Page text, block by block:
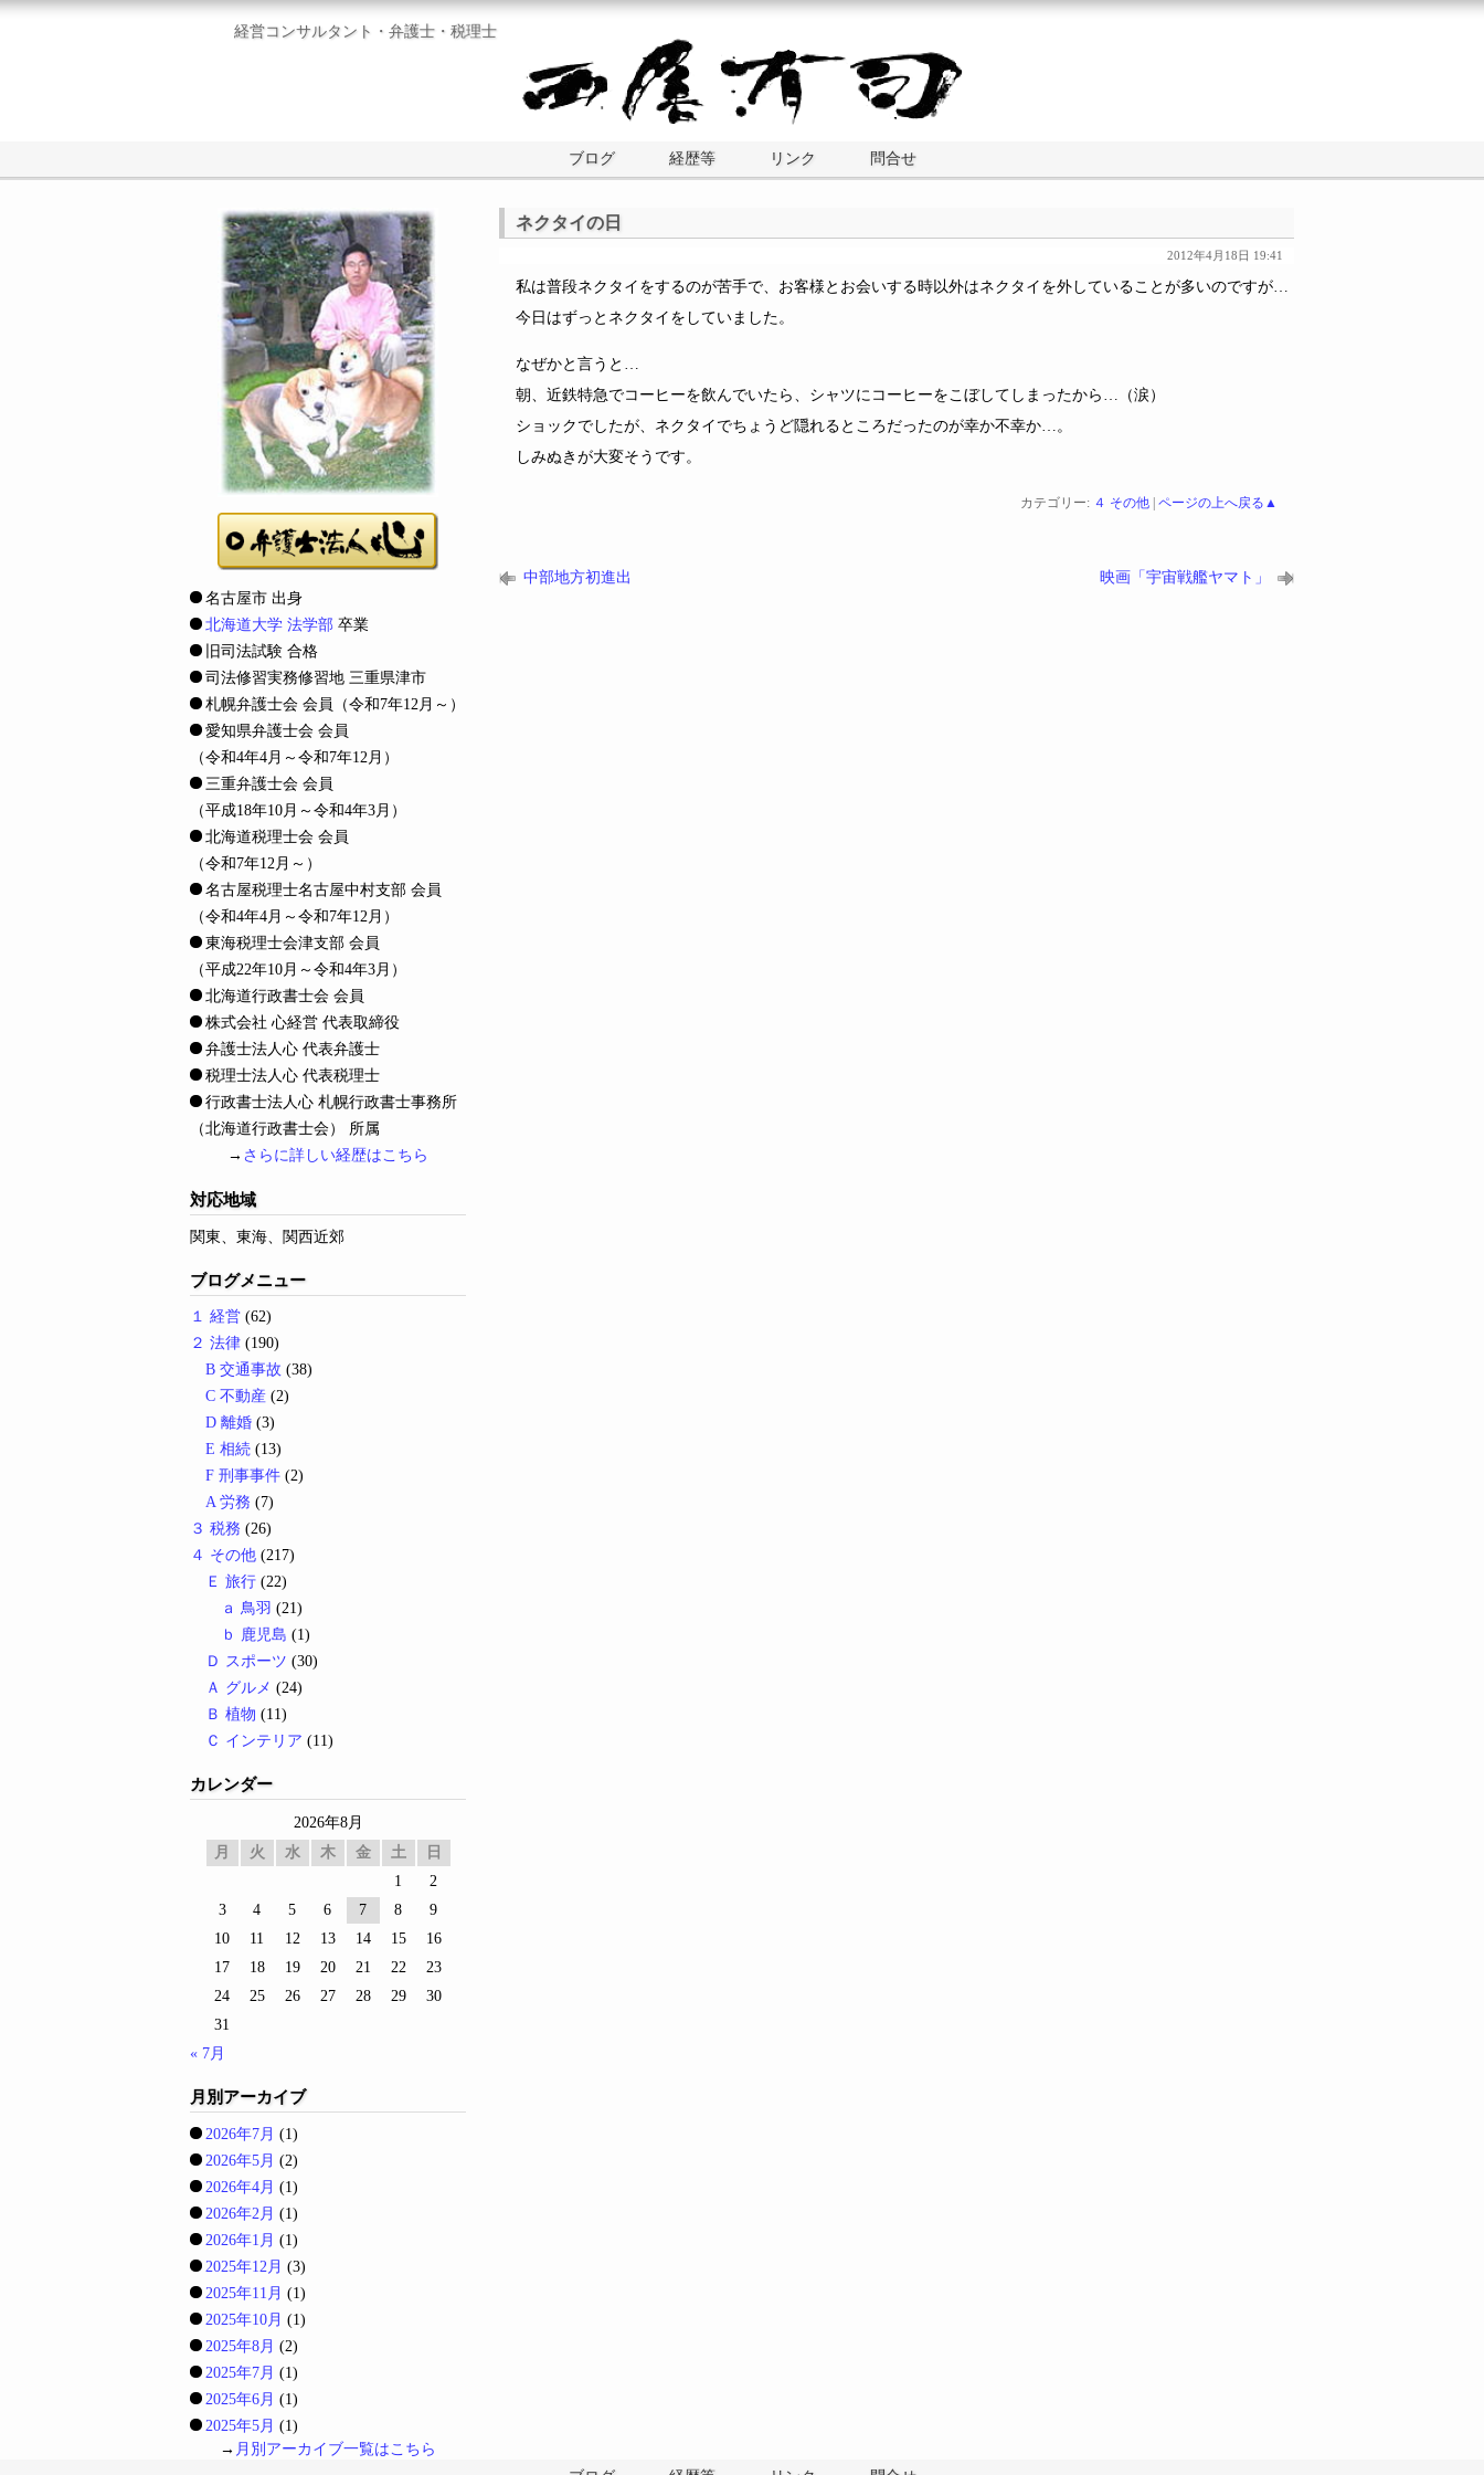
経営コンサルタント・弁護士・税理士
ブログ 経歴等 リンク 問合せ
ネクタイの日
2012年4月18日 19:41
私は普段ネクタイをするのが苦手で、お客様とお会いする時以外はネクタイを外していることが多いのですが…
今日はずっとネクタイをしていました。
なぜかと言うと…
朝、近鉄特急でコーヒーを飲んでいたら、シャツにコーヒーをこぼしてしまったから…（涙）
ショックでしたが、ネクタイでちょうど隠れるところだったのが幸か不幸か…。
しみぬきが大変そうです。
カテゴリー: ４ その他 ページの上へ戻る▲
中部地方初進出
映画「宇宙戦艦ヤマト」
名古屋市 出身
北海道大学 法学部 卒業
旧司法試験 合格
司法修習実務修習地 三重県津市
札幌弁護士会 会員
（令和7年12月～）
愛知県弁護士会 会員
（令和4年4月～令和7年12月）
三重弁護士会 会員
（平成18年10月～令和4年3月）
北海道税理士会 会員
（令和7年12月～）
名古屋税理士名古屋中村支部 会員
（令和4年4月～令和7年12月）
東海税理士会津支部 会員
（平成22年10月～令和4年3月）
北海道行政書士会 会員
株式会社 心経営 代表取締役
弁護士法人心 代表弁護士
税理士法人心 代表税理士
行政書士法人心 札幌行政書士事務所
（北海道行政書士会） 所属
→ さらに詳しい経歴はこちら
対応地域
関東、東海、関西近郊
ブログメニュー
１ 経営 (62)
２ 法律 (190)
B 交通事故 (38)
C 不動産 (2)
D 離婚 (3)
E 相続 (13)
F 刑事事件 (2)
A 労務 (7)
３ 税務 (26)
４ その他 (217)
Ｅ 旅行 (22)
ａ 鳥羽 (21)
ｂ 鹿児島 (1)
Ｄ スポーツ (30)
Ａ グルメ (24)
Ｂ 植物 (11)
Ｃ インテリア (11)
カレンダー
2026年8月
月
火 水 木 金 土
日
1
2
3
4 5 6 7 8
9
10
11 12 13 14 15
16
17
18 19 20 21 22
23
24
25 26 27 28 29
30
31
« 7月
月別アーカイブ
2026年7月 (1)
2026年5月 (2)
2026年4月 (1)
2026年2月 (1)
2026年1月 (1)
2025年12月 (3)
2025年11月 (1)
2025年10月 (1)
2025年8月 (2)
2025年7月 (1)
2025年6月 (1)
2025年5月 (1)
→ 月別アーカイブ一覧はこちら